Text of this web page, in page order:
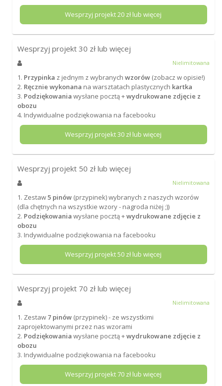
Wesprzyj projekt20 zł lub więcej
Wesprzyj projekt 30 zł lub więcej
Nielimitowana
1. Przypinka z jednym z wybranych wzorów(zobacz w opisie!)
2. Ręcznie wykonana na warsztatach plastycznych kartka
3. Podziękowania wysłane pocztą +wydrukowane zdjęcie z
obozu
4. Indywidualne podziękowania na facebooku
Wesprzyj projekt30 zł lub więcej
Wesprzyj projekt 50 zł lub więcej
Nielimitowana
1. Zestaw5 pinów(przypinek) wybranych z naszych wzorów
(dla chętnych na wszystkie wzory - nagroda niżej ;))
2. Podziękowania wysłane pocztą +wydrukowane zdjęcie z
obozu
3. Indywidualne podziękowania na facebooku
Wesprzyj projekt50 zł lub więcej
Wesprzyj projekt 70 zł lub więcej
Nielimitowana
1. Zestaw 7 pinów(przypinek) - ze wszystkimi
zaprojektowanymi przez nas wzorami
2. Podziękowania wysłane pocztą +wydrukowane zdjęcie z
obozu
3. Indywidualne podziękowania na facebooku
Wesprzyj projekt70 zł lub więcej